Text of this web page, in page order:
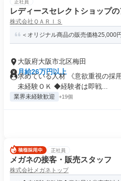
正社員
レディースセレクトショップ
株式会社ＱＡＲＩＳ
＜オリジナル商品の販売価格25,000
大阪府大阪市北区梅田
月給26万円以上
求めている人材 《意欲重視の採
未経験ＯＫ ◆経験者は即戦...
業界未経験歓迎 +19個
正社員
メガネの接客・販売スタッフ
株式会社メガネトップ